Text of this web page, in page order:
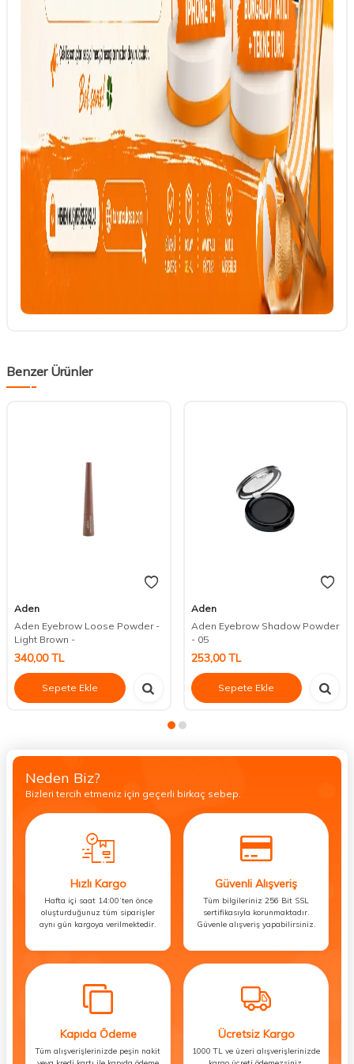
Benzer Ürünler
Aden
Aden Eyebrow Loose Powder -
Light Brown -
340,00TL
Sepete Ekle
Aden
Aden Eyebrow Shadow Powder
- 05
253,00TL
Sepete Ekle
Neden Biz?
Bizleri tercih etmeniz için geçerli birkaç sebep.
Hızlı Kargo
Hafta içi saat 14:00’ten önce
oluşturduğunuz tüm siparişler
aynı gün kargoya verilmektedir.
Güvenli Alışveriş
Tüm bilgileriniz 256 Bit SSL
sertifikasıyla korunmaktadır.
Güvenle alışveriş yapabilirsiniz.
Kapıda Ödeme
Tüm alışverişlerinizde peşin nakit
Ücretsiz Kargo
1000 TL ve üzeri alışverişlerinizde